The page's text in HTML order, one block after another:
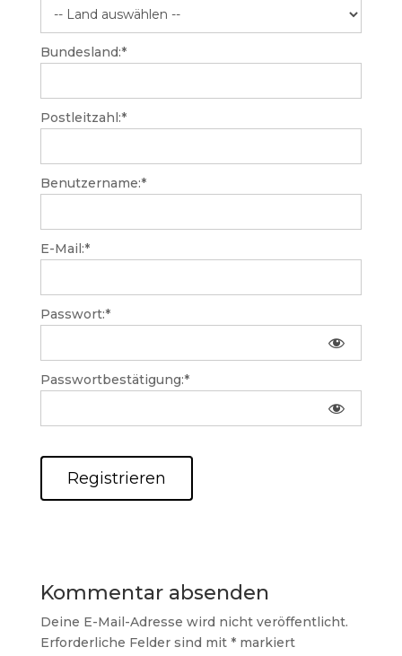
Bundesland:*
Postleitzahl:*
Benutzername:*
E-Mail:*
Passwort:*
Passwortbestätigung:*
Wert fehlt
Kommentar absenden
Deine E-Mail-Adresse wird nicht veröffentlicht.
Erforderliche Felder sind mit *markiert